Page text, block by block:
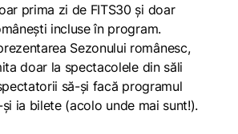
prima zi de FITS30 și doar
incluse în program.
Sezonului românesc,
doar la spectacolele din săli
să-și facă programul
ia bilete (acolo unde mai sunt!).